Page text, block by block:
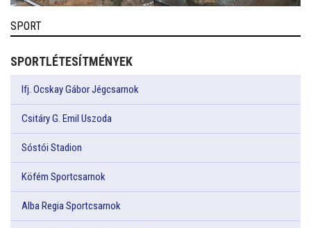
SPORT
SPORTLÉTESÍTMÉNYEK
Ifj. Ocskay Gábor Jégcsarnok
Csitáry G. Emil Uszoda
Sóstói Stadion
Köfém Sportcsarnok
Alba Regia Sportcsarnok